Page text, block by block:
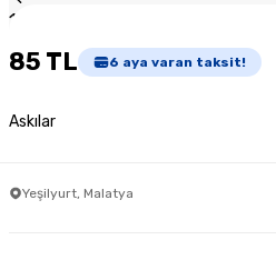
1
85 TL 6 aya varan taksit!
Askılar
Yeşilyurt, Malatya